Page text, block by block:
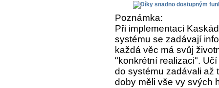
Poznámka:
Při implementaci
systému se zadávají
každá věc má svůj
"konkrétní realizaci".
do systému zadávali až
doby měli vše vy svých